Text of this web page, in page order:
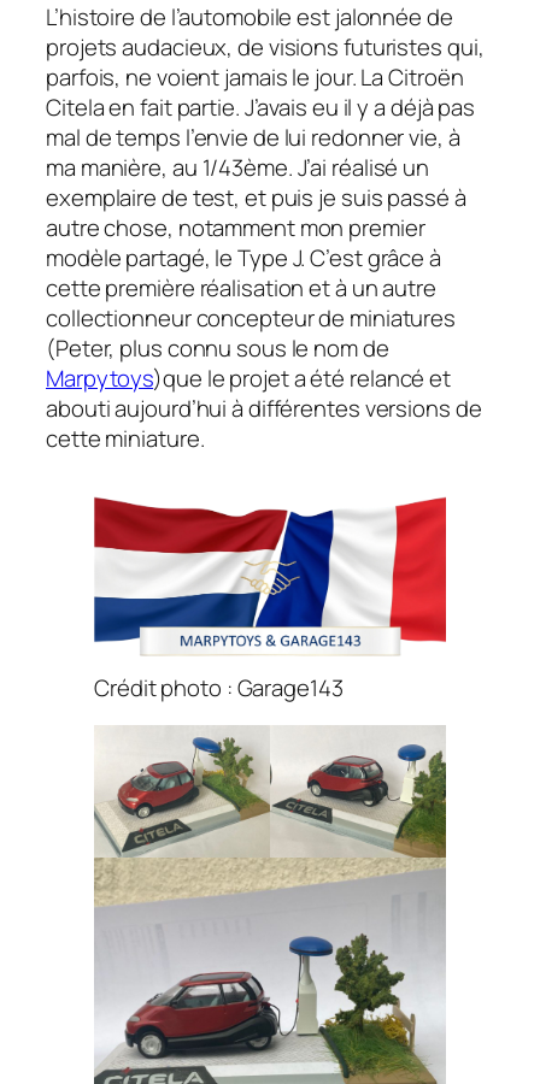
L’histoire de l’automobile est jalonnée de
projets audacieux, de visions futuristes qui,
parfois, ne voient jamais le jour. La Citroën
Citela en fait partie. J’avais eu il y a déjà pas
mal de temps l’envie de lui redonner vie, à
ma manière, au 1/43ème. J’ai réalisé un
exemplaire de test, et puis je suis passé à
autre chose, notamment mon premier
modèle partagé, le Type J. C’est grâce à
cette première réalisation et à un autre
collectionneur concepteur de miniatures
(Peter, plus connu sous le nom de
Marpytoys)que le projet a été relancé et
abouti aujourd’hui à différentes versions de
cette miniature.
Crédit photo : Garage143